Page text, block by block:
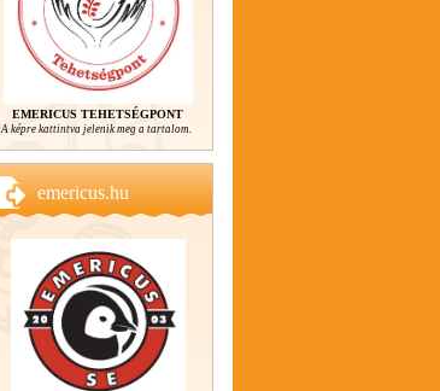
EMERICUS TEHETSÉGPONT
A képre kattintva jelenik meg a tartalom.
emericus.hu